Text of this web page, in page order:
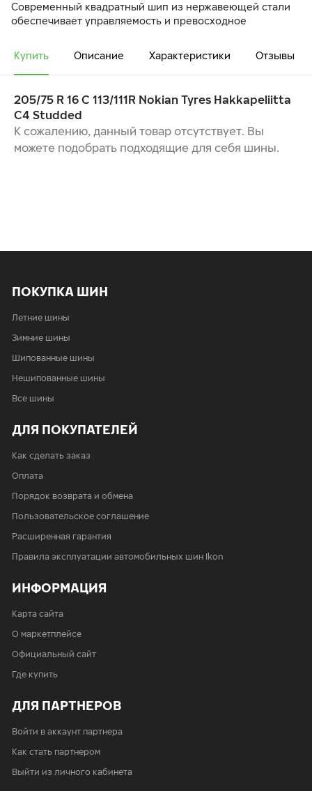
Современный квадратный шип из нержавеющей стали
обеспечивает управляемость и превосходное
Уникальное сцепление на льду и снегу —
квадратные шипы из нержавеющей стали
Точность, сбалансированность и стабильность
даже при больших нагрузках
Увеличенный пробег, усиленные арамидом
боковины обеспечивают дополнительную
прочность
Купить Описание Характеристики Отзывы
205/75 R 16 C 113/111R Nokian Tyres Hakkapeliitta
C4 Studded
К сожалению, данный товар отсутствует. Вы
можете подобрать подходящие для себя шины.
ПОКУПКА ШИН
Летние шины
Зимние шины
Шипованные шины
Нешипованные шины
Все шины
ДЛЯ ПОКУПАТЕЛЕЙ
Как сделать заказ
Оплата
Порядок возврата и обмена
Пользовательское соглашение
Расширенная гарантия
Правила эксплуатации автомобильных шин Ikon
ИНФОРМАЦИЯ
Карта сайта
О маркетплейсе
Официальный сайт
Где купить
ДЛЯ ПАРТНЕРОВ
Войти в аккаунт партнера
Как стать партнером
Выйти из личного кабинета